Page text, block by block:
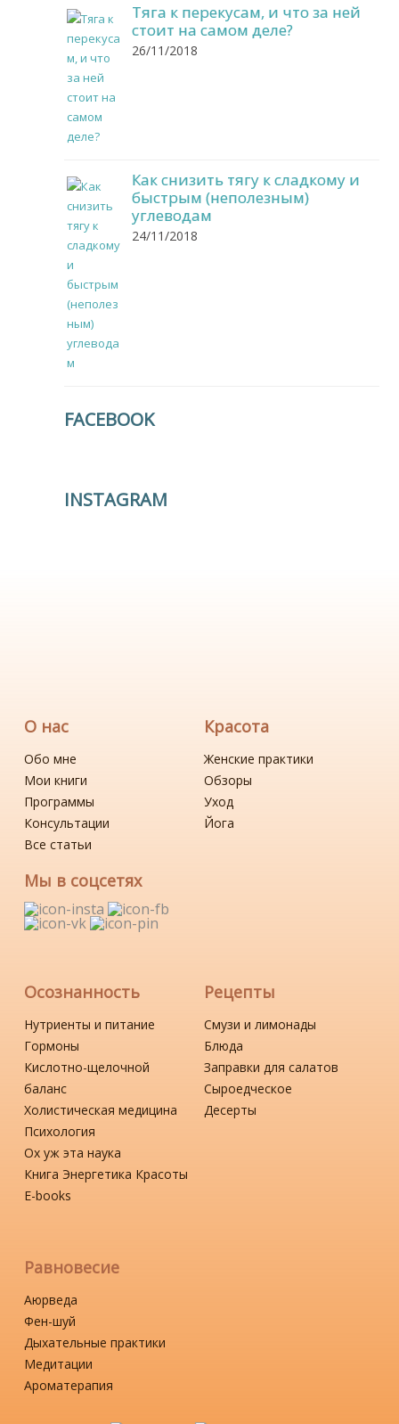
Тяга к перекусам, и что за ней
стоит на самом деле?
26/11/2018
Как снизить тягу к сладкому и
быстрым (неполезным)
углеводам
24/11/2018
FACEBOOK
INSTAGRAM
О нас
Обо мне
Мои книги
Программы
Консультации
Все статьи
Мы в соцсетях
Красота
Женские практики
Обзоры
Уход
Йога
Осознанность
Нутриенты и питание
Гормоны
Кислотно-щелочной
баланс
Холистическая медицина
Психология
Ох уж эта наука
Книга Энергетика Красоты
Е-books
Рецепты
Смузи и лимонады
Блюда
Заправки для салатов
Сыроедческое
Десерты
Равновесие
Аюрведа
Фен-шуй
Дыхательные практики
Медитации
Ароматерапия